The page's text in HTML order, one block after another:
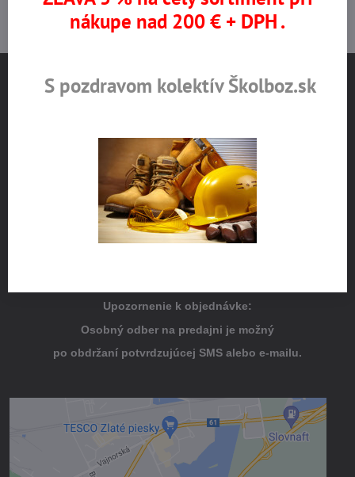
Pestovateľská 1
821 04 Bratislava
Otváracie hodiny
pondelok až štvrtok 8:00 – 16:00
piatok 8:00 – 15:00
Upozornenie k objednávke:
Osobný odber na predajni je možný
po obdržaní potvrdzujúcej SMS alebo e-mailu.
Externý obsah je blokovaný Voľbami
súkromia
nákupe nad 200 € + DPH .
S pozdravom kolektív Školboz.sk